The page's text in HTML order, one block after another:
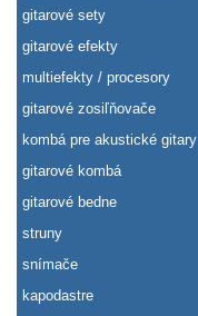
gitarové sety
gitarové efekty
multiefekty / procesory
gitarové zosiľňovače
kombá pre akustické gitary
gitarové kombá
gitarové bedne
struny
snímače
kapodastre